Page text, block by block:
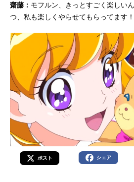
齋藤： モフルン、きっとすごく楽しい
つ、私も楽しくやらせてもらってます！
ポスト シェア